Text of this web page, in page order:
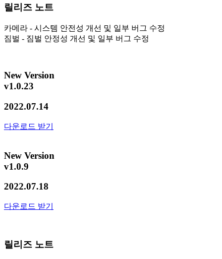
릴리즈 노트
카메라 - 시스템 안전성 개선 및 일부 버그 수정
짐벌 - 짐벌 안정성 개선 및 일부 버그 수정
New Version
v1.0.23
2022.07.14
다운로드 받기
New Version
v1.0.9
2022.07.18
다운로드 받기
릴리즈 노트